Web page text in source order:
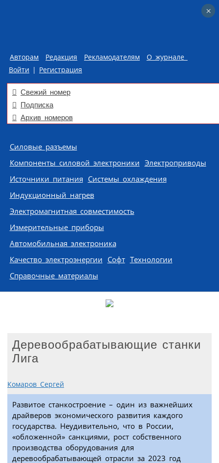
Авторам Редакция Рекламодателям
О журнале
Войти | Регистрация
Свежий номер
Подписка
Архив номеров
Skip to content
Силовые разъемы
Компоненты силовой электроники Электроприводы
Источники питания Системы охлаждения
Индукционный нагрев
Электромагнитная совместимость
Измерительные приборы
Автомобильная электроника
Качество электроэнергии Софт Технологии
Справочные материалы
Деревообрабатывающие станки
Лига
Комаров Сергей
Развитое станкостроение – один из важнейших
драйверов экономического развития каждого
государства. Неудивительно, что в России,
«обложенной» санкциями, рост собственного
производства оборудования для
деревообрабатывающей отрасли за 2023 год
×
×